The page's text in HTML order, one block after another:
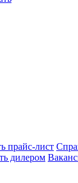
прайс-лист
дилером